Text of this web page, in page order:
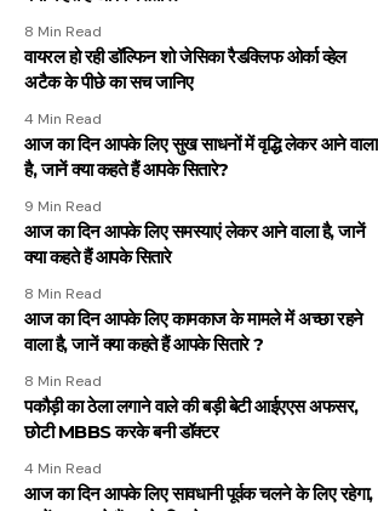
8 Min Read
वायरल हो रही डॉल्फिन शो जेसिका रैडक्लिफ ओर्का व्हेल
अटैक के पीछे का सच जानिए
4 Min Read
आज का दिन आपके लिए सुख साधनों में वृद्धि लेकर आने वाला
है, जानें क्या कहते हैं आपके सितारे?
9 Min Read
आज का दिन आपके लिए समस्याएं लेकर आने वाला है, जानें
क्या कहते हैं आपके सितारे
8 Min Read
आज का दिन आपके लिए कामकाज के मामले में अच्छा रहने
वाला है, जानें क्या कहते हैं आपके सितारे ?
8 Min Read
पकौड़ी का ठेला लगाने वाले की बड़ी बेटी आईएएस अफसर,
छोटी MBBS करके बनी डॉक्टर
4 Min Read
आज का दिन आपके लिए सावधानी पूर्वक चलने के लिए रहेगा,